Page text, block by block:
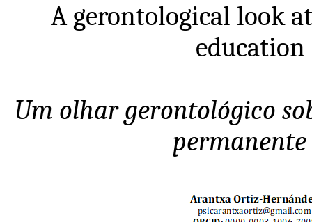
A gerontological look
Um olhar gerontológico